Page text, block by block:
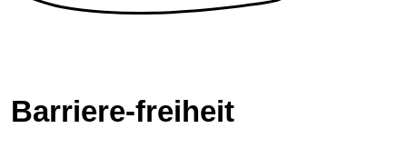
Barriere-freiheit